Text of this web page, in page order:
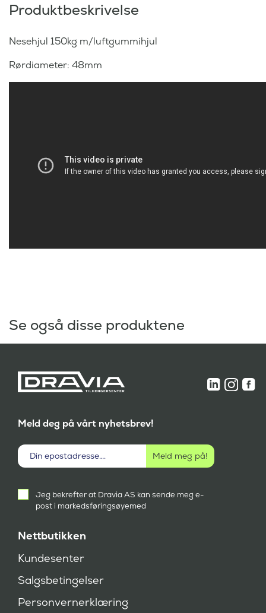
Produktbeskrivelse
Nesehjul 150kg m/luftgummihjul
Rørdiameter: 48mm
Se også disse produktene
Nettbutikken
Kundesenter
Salgsbetingelser
Personvernerklæring
Meld deg på vårt nyhetsbrev!
samtykke
k
e
d
Jeg bekrefter at Dravia AS kan sende meg e-
post i markedsføringsøyemed